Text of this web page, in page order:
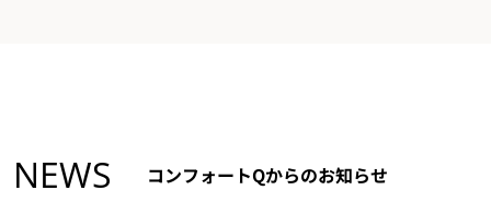
NEWS コンフォートQからのお知らせ